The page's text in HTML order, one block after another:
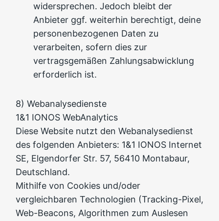
widersprechen. Jedoch bleibt der
Anbieter ggf. weiterhin berechtigt, deine
personenbezogenen Daten zu
verarbeiten, sofern dies zur
vertragsgemäßen Zahlungsabwicklung
erforderlich ist.
8) Webanalysedienste
1&1 IONOS WebAnalytics
Diese Website nutzt den Webanalysedienst
des folgenden Anbieters: 1&1 IONOS Internet
SE, Elgendorfer Str. 57, 56410 Montabaur,
Deutschland.
Mithilfe von Cookies und/oder
vergleichbaren Technologien (Tracking-Pixel,
Web-Beacons, Algorithmen zum Auslesen